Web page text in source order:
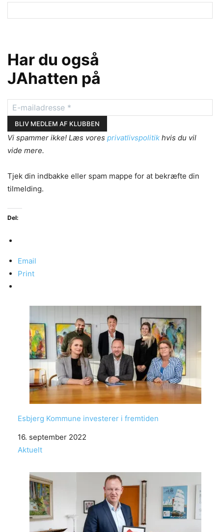
Har du også
JAhatten på
Vi spammer ikke! Læs vores privatlivspolitik hvis du vil
vide mere.
Tjek din indbakke eller spam mappe for at bekræfte din
tilmelding.
Del:
Email
Print
Esbjerg Kommune investerer i fremtiden
Date
16. september 2022
In relation to
Aktuelt